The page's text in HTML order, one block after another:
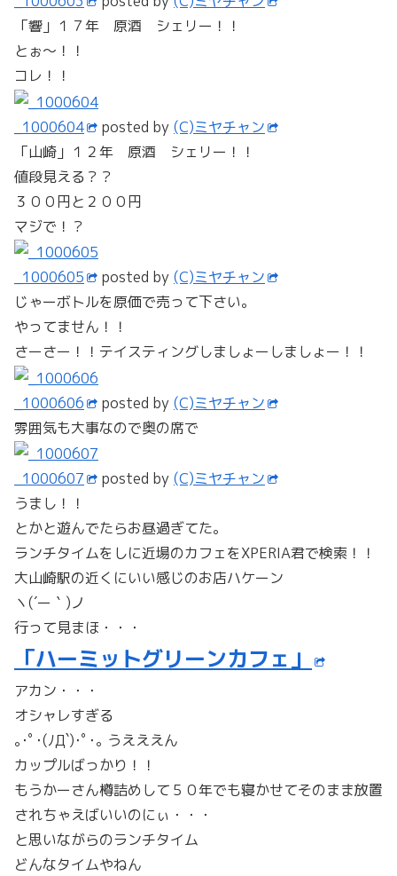
「響」１７年 原酒 シェリー！！
とぉ～！！
コレ！！
_1000604 posted by (C)ミヤチャン
「山崎」１２年 原酒 シェリー！！
値段見える？？
３００円と２００円
マジで！？
_1000605 posted by (C)ミヤチャン
じゃーボトルを原価で売って下さい。
やってません！！
さーさー！！テイスティングしましょーしましょー！！
_1000606 posted by (C)ミヤチャン
雰囲気も大事なので奥の席で
_1000607 posted by (C)ミヤチャン
うまし！！
とかと遊んでたらお昼過ぎてた。
ランチタイムをしに近場のカフェをXPERIA君で検索！！
大山崎駅の近くにいい感じのお店ハケーン
ヽ(´ー｀)ノ
行って見まほ・・・
「ハーミットグリーンカフェ」
アカン・・・
オシャレすぎる
｡･ﾟ･(ﾉД`)･ﾟ･｡ うえええん
カップルばっかり！！
もうかーさん樽詰めして５０年でも寝かせてそのまま放置
されちゃえばいいのにぃ・・・
と思いながらのランチタイム
どんなタイムやねん